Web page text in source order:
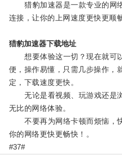
猎豹加速器是一款专业的网
连接，让你的上网速度更快更顺
猎豹加速器下载地址
想要体验这一切？现在就可
便，操作易懂，只需几步操作，
定，下载速度更快。
无论是看视频、玩游戏还是
无比的网络体验。
不要再为网络卡顿而烦恼，
你的网络更快更畅快！。
#37#